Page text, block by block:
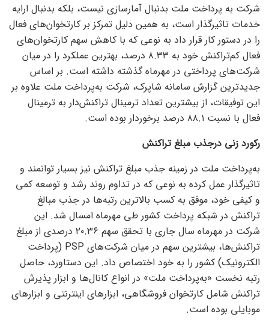
شرکت به پرداخت ملت بدنبال آمارسازی نیست، بلکه بدنبال ارایه
خدمات تاثیرگذار است، به همین دلیل تمرکز بر کارتخوان‌های فعال
را در دستور کار قرار داد به نوعی که با کاهش سهم کارتخوان‌های
فعال کم‌تراکنش خود به ۸.۳۳ درصد، بهترین عملکرد را در میان
شرکت‌های پرداختی در مهرماه گذشته داشته است. بر اساس
جدیدترین گزارش سامانه شاپرک، شرکت به‌پرداخت ملت علاوه بر
این توفیقات، از بیشترین تعداد ترمینال تراکنش‌دار به ترمینال
فعال با نسبت ۸۸.۱ درصد برخوردار بوده است.
رکورد زنی درجذب مبلغ تراکنش
به‌پرداخت ملت در زمینه جذب مبلغ تراکنش نیز بسیار توانمند و
تاثیرگذار عمل کرده به نوعی که در تداوم روند رشد و توسعه کمی
و کیفی خود، موفق به کسب بالاترین رتبه‌ها در جذب مبالغ
تراکنش در شبکه پرداخت کشور طی مهرماه امسال شد. این
شرکت در مهرماه سال جاری با تحقق سهم ۲۰.۳۶ درصدی از مبلغ
تراکنش‌ها، بیشترین سهم در میان شرکت‌های PSP (پرداخت
الکترونیک) کشور را به خود اختصاص داد. این دستاورد، حاصل
رتبه نخست «به‌پرداخت ملت» در انواع کانال‌ها و ابزار پذیرش
تراکنش شامل کارتخوان فروشگاهی، ابزار‌های اینترنتی و ابزار‌های
موبایلی بوده است.